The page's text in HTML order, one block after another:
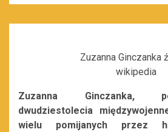
Zuzanna Ginczanka
wikipedia
Zuzanna Ginczanka,
dwudziestolecia
wielu pomijanych przez